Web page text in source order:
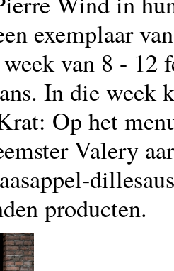
exemplaar
van 8 - 12
In die week
Op het
Valery
producten.